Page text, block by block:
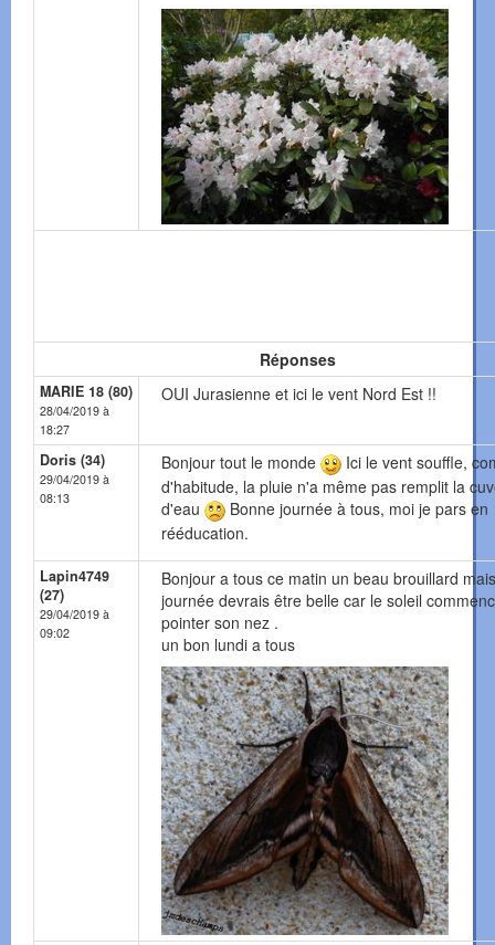
Réponses
MARIE 18 (80)
28/04/2019 à
18:27
OUI Jurasienne et ici le vent Nord Est !!
Doris (34)
29/04/2019 à
08:13
Bonjour tout le monde
Ici le vent souffle,
d'habitude, la pluie n'a même pas remplit la
d'eau
Bonne journée à tous, moi je pars en
rééducation.
Lapin4749
(27)
29/04/2019 à
09:02
Bonjour a tous ce matin un beau brouillard
journée devrais être belle car le soleil
pointer son nez .
un bon lundi a tous